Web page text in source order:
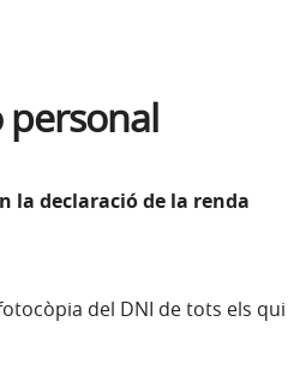
personal
la declaració de la renda
del DNI de tots els qui